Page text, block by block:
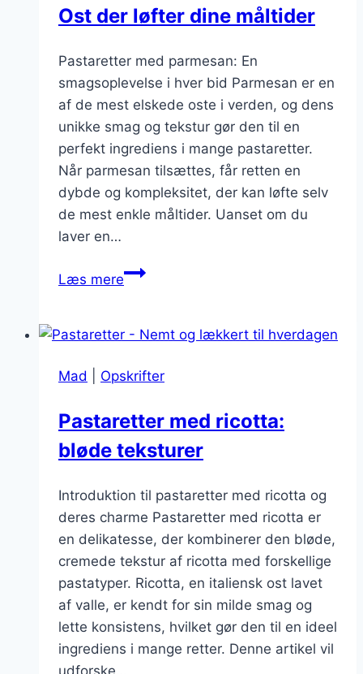
Ost der løfter dine måltider
Pastaretter med parmesan: En
smagsoplevelse i hver bid Parmesan er en
af de mest elskede oste i verden, og dens
unikke smag og tekstur gør den til en
perfekt ingrediens i mange pastaretter.
Når parmesan tilsættes, får retten en
dybde og kompleksitet, der kan løfte selv
de mest enkle måltider. Uanset om du
laver en…
Læs merePastaretter
Ost
løfter
måltider
Mad Opskrifter
Pastaretter med ricotta:
bløde teksturer
Introduktion til pastaretter med ricotta og
deres charme Pastaretter med ricotta er
en delikatesse, der kombinerer den bløde,
cremede tekstur af ricotta med forskellige
pastatyper. Ricotta, en italiensk ost lavet
af valle, er kendt for sin milde smag og
lette konsistens, hvilket gør den til en ideel
ingrediens i mange retter. Denne artikel vil